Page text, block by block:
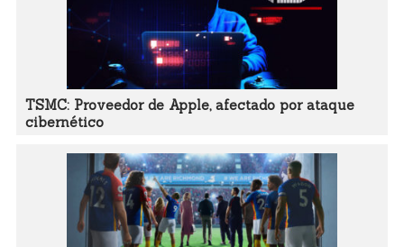
TSMC: Proveedor de Apple, afectado por ataque
cibernético